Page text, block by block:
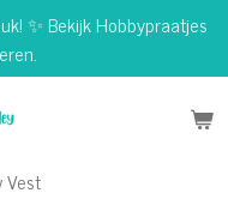
✨ Bekijk Hobbypraatjes
Vest